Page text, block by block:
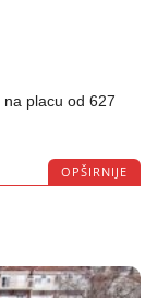
placu od 627
OPŠIRNIJE